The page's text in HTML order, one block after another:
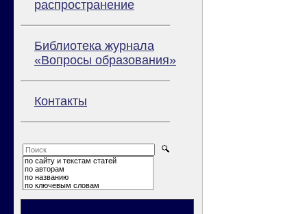
распространение
Библиотека журнала
«Вопросы образования»
Контакты
по сайту и текстам статей
по авторам
по названию
по ключевым словам